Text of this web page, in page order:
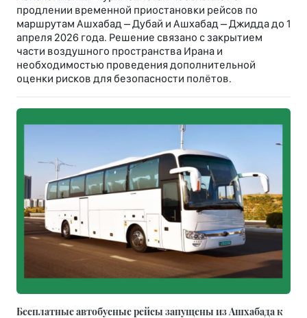
продлении временной приостановки рейсов по
маршрутам Ашхабад – Дубай и Ашхабад – Джидда до 1
апреля 2026 года. Решение связано с закрытием
части воздушного пространства Ирана и
необходимостью проведения дополнительной
оценки рисков для безопасности полётов.
Бесплатные автобусные рейсы запущены из Ашхабада к